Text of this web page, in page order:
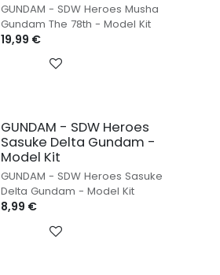
GUNDAM - SDW Heroes Musha
Gundam The 78th - Model Kit
19,99 €
GUNDAM - SDW Heroes
Sasuke Delta Gundam -
Model Kit
GUNDAM - SDW Heroes Sasuke
Delta Gundam - Model Kit
8,99 €